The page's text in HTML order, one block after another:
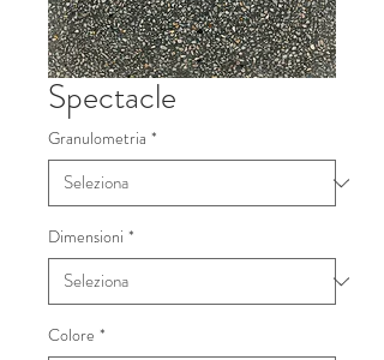
Spectacle
Granulometria *
Dimensioni *
Colore *